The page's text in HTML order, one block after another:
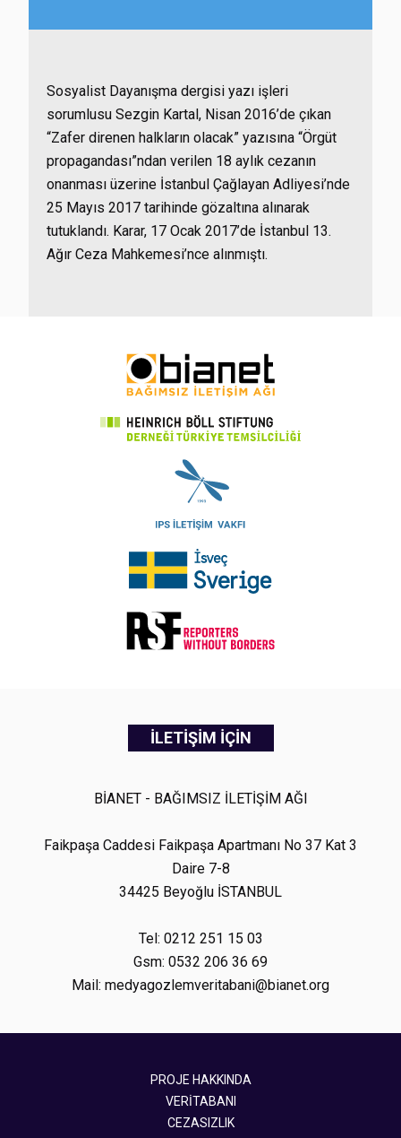
Sosyalist Dayanışma dergisi yazı işleri
sorumlusu Sezgin Kartal, Nisan 2016’de çıkan
“Zafer direnen halkların olacak” yazısına “Örgüt
propagandası”ndan verilen 18 aylık cezanın
onanması üzerine İstanbul Çağlayan Adliyesi’nde
25 Mayıs 2017 tarihinde gözaltına alınarak
tutuklandı. Karar, 17 Ocak 2017’de İstanbul 13.
Ağır Ceza Mahkemesi’nce alınmıştı.
İLETİŞİM İÇİN
BİANET - BAĞIMSIZ İLETİŞİM AĞI
Faikpaşa Caddesi Faikpaşa Apartmanı No 37 Kat 3
Daire 7-8
34425 Beyoğlu İSTANBUL
Tel: 0212 251 15 03
Gsm: 0532 206 36 69
Mail: medyagozlemveritabani@bianet.org
PROJE HAKKINDA
VERİTABANI
CEZASIZLIK